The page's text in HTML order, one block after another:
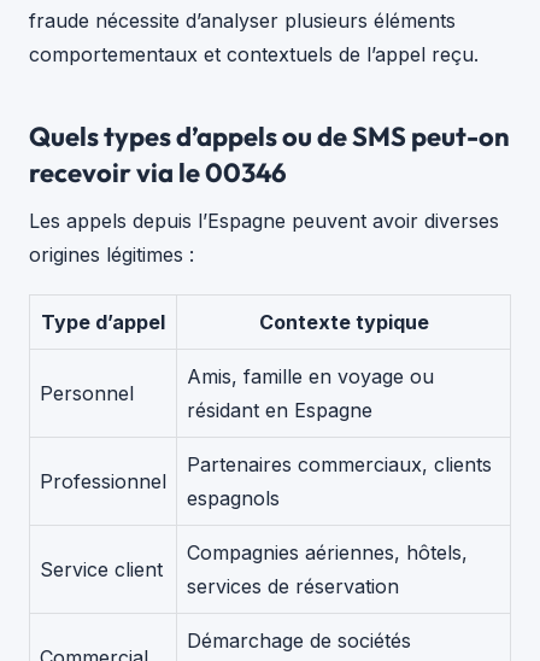
fraude nécessite d’analyser plusieurs éléments
comportementaux et contextuels de l’appel reçu.
Quels types d’appels ou de SMS peut-on
recevoir via le 00346
Les appels depuis l’Espagne peuvent avoir diverses
origines légitimes :
Type d’appel Contexte typique
Personnel
Amis, famille en voyage ou
résidant en Espagne
Professionnel
Partenaires commerciaux, clients
espagnols
Service client
Compagnies aériennes, hôtels,
services de réservation
Démarchage de sociétés